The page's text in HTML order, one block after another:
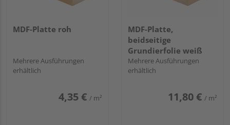
MDF-Platte roh
Mehrere Ausführungen
erhältlich
4,35 € / m²
MDF-Platte,
beidseitige
Grundierfolie weiß
Mehrere Ausführungen
erhältlich
11,80 € / m²